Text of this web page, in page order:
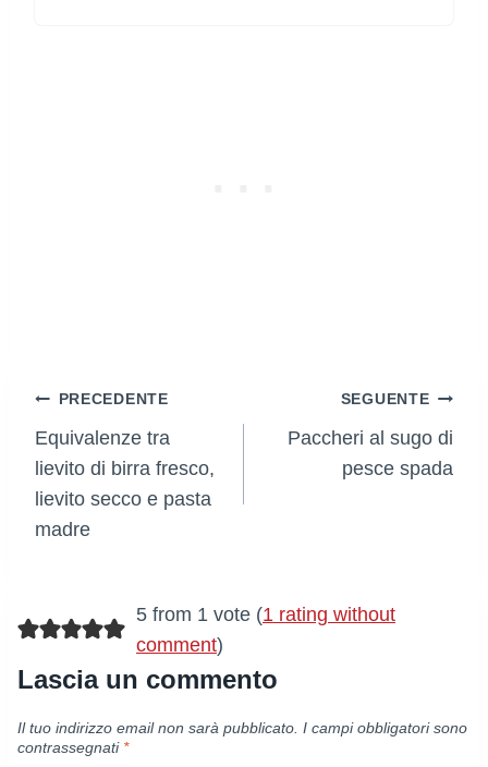
Navigazione
articoli
PRECEDENTE
Equivalenze tra
lievito di birra fresco,
lievito secco e pasta
madre
SEGUENTE
Paccheri al sugo di
pesce spada
5 from 1 vote (1 rating without
comment)
Lascia un commento
Il tuo indirizzo email non sarà pubblicato. I campi obbligatori sono
contrassegnati *